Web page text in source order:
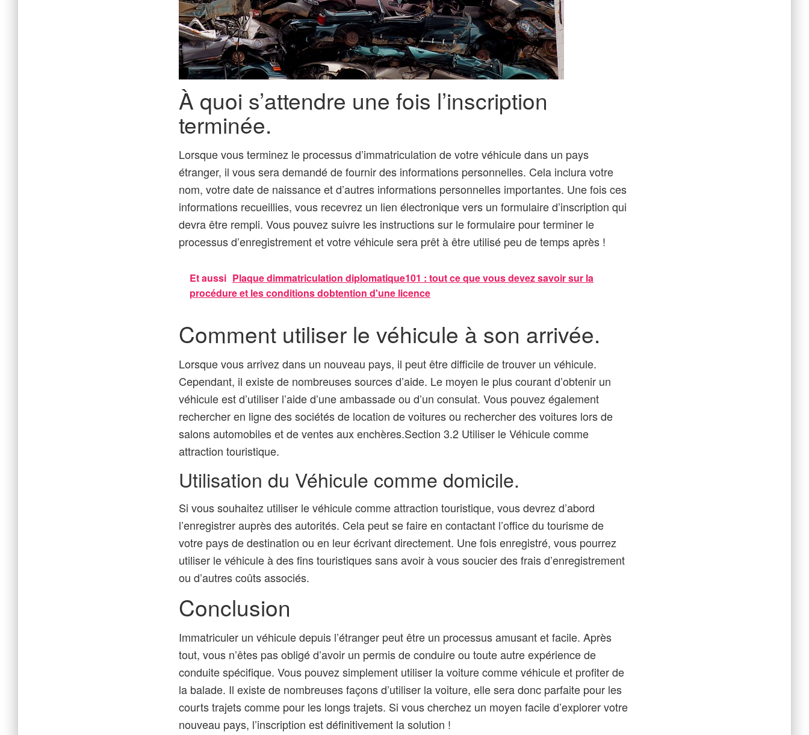
À quoi s’attendre une fois l’inscription
terminée.
Lorsque vous terminez le processus d’immatriculation de votre véhicule dans un pays
étranger, il vous sera demandé de fournir des informations personnelles. Cela inclura votre
nom, votre date de naissance et d’autres informations personnelles importantes. Une fois ces
informations recueillies, vous recevrez un lien électronique vers un formulaire d’inscription qui
devra être rempli. Vous pouvez suivre les instructions sur le formulaire pour terminer le
processus d’enregistrement et votre véhicule sera prêt à être utilisé peu de temps après !
Et aussi Plaque dimmatriculation diplomatique101 : tout ce que vous devez savoir sur la
procédure et les conditions dobtention d'une licence
Comment utiliser le véhicule à son arrivée.
Lorsque vous arrivez dans un nouveau pays, il peut être difficile de trouver un véhicule.
Cependant, il existe de nombreuses sources d’aide. Le moyen le plus courant d’obtenir un
véhicule est d’utiliser l’aide d’une ambassade ou d’un consulat. Vous pouvez également
rechercher en ligne des sociétés de location de voitures ou rechercher des voitures lors de
salons automobiles et de ventes aux enchères.Section 3.2 Utiliser le Véhicule comme
attraction touristique.
Utilisation du Véhicule comme domicile.
Si vous souhaitez utiliser le véhicule comme attraction touristique, vous devrez d’abord
l’enregistrer auprès des autorités. Cela peut se faire en contactant l’office du tourisme de
votre pays de destination ou en leur écrivant directement. Une fois enregistré, vous pourrez
utiliser le véhicule à des fins touristiques sans avoir à vous soucier des frais d’enregistrement
ou d’autres coûts associés.
Conclusion
Immatriculer un véhicule depuis l’étranger peut être un processus amusant et facile. Après
tout, vous n’êtes pas obligé d’avoir un permis de conduire ou toute autre expérience de
conduite spécifique. Vous pouvez simplement utiliser la voiture comme véhicule et profiter de
la balade. Il existe de nombreuses façons d’utiliser la voiture, elle sera donc parfaite pour les
courts trajets comme pour les longs trajets. Si vous cherchez un moyen facile d’explorer votre
nouveau pays, l’inscription est définitivement la solution !